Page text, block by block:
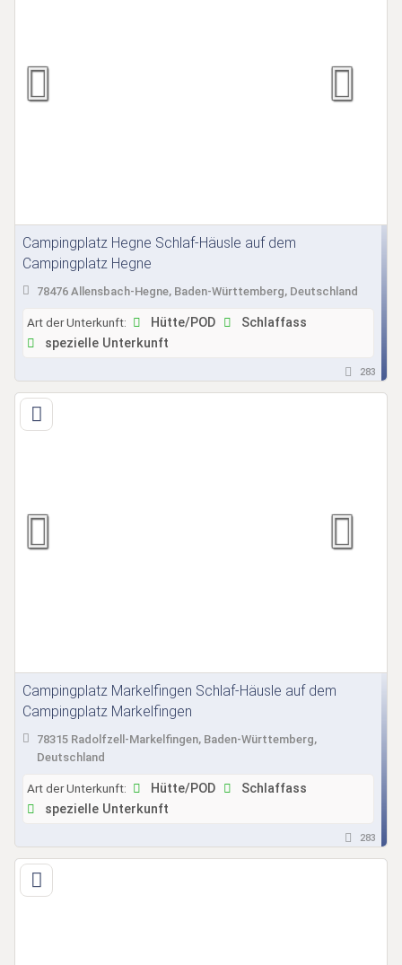
Campingplatz Hegne Schlaf-Häusle auf dem
Campingplatz Hegne
78476 Allensbach-Hegne, Baden-Württemberg, Deutschland
Art der Unterkunft: Hütte/POD
Schlaffass
spezielle Unterkunft
283
Campingplatz Markelfingen Schlaf-Häusle auf dem
Campingplatz Markelfingen
78315 Radolfzell-Markelfingen, Baden-Württemberg,
Deutschland
Art der Unterkunft: Hütte/POD
Schlaffass
spezielle Unterkunft
283